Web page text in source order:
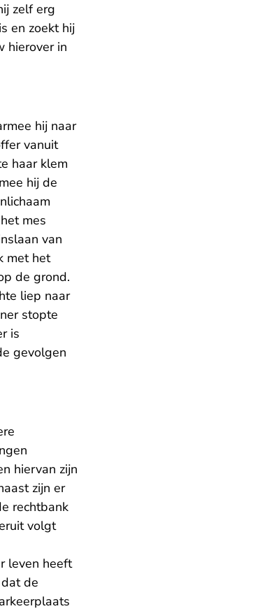
zelf erg
en zoekt hij
hierover in
hij naar
vanuit
haar klem
hij de
mes
van
met het
de grond.
liep naar
stopte
is
gevolgen
hiervan zijn
zijn er
rechtbank
volgt
leven heeft
de